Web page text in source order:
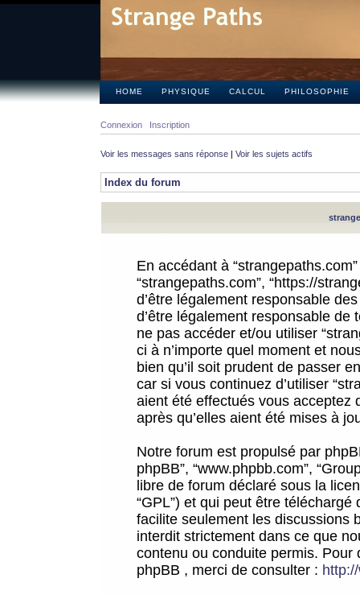
HOME PHYSIQUE CALCUL PHILOSOPHIE
Connexion Inscription
Voir les messages sans réponse | Voir les sujets actifs
Index du forum
En accédant à
“strangepaths.com”, “https://
d’être légalement responsable
d’être légalement responsable
ne pas accéder et/ou utiliser
ci à n’importe quel moment et
bien qu’il soit prudent de passer
car si vous continuez d’utiliser
aient été effectués vous acceptez
après qu’elles aient été mises à
Notre forum est propulsé par
phpBB”, “www.phpbb.com”,
libre de forum déclaré sous la
“GPL”) et qui peut être téléchargé
facilite seulement les discussions
interdit strictement dans ce que
contenu ou conduite permis.
phpBB , merci de consulter :